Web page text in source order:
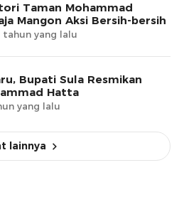
Taman Mohammad
Mangon Aksi Bersih-bersih
tahun yang lalu
Bupati Sula Resmikan
Hatta
yang lalu
lainnya